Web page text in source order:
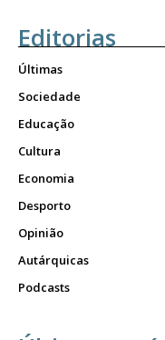
Editorias
Últimas
Sociedade
Educação
Cultura
Economia
Desporto
Opinião
Autárquicas
Podcasts